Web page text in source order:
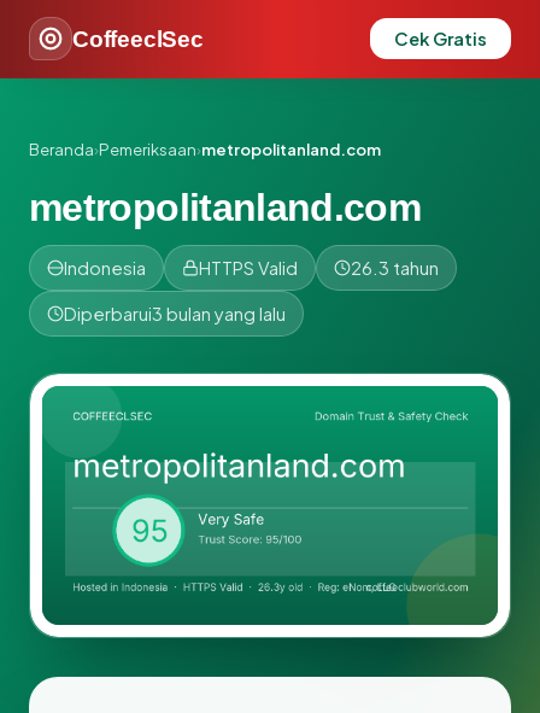
CoffeeclSec Cek Gratis
Beranda›Pemeriksaan›metropolitanland.com
metropolitanland.com
Indonesia HTTPS Valid 26.3 tahun
Diperbarui3 bulan yang lalu